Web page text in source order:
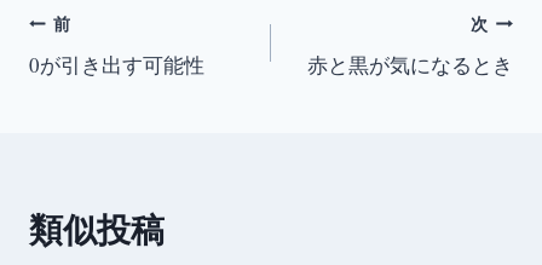
投
稿
ゲ
前
0が引き出す可能性
次
赤と黒が気になるとき
類似投稿